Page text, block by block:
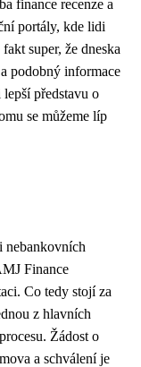
finance recenze a
portály, kde lidi
super, že dneska
podobný informace
představu o
se můžeme líp
nebankovních
Finance
Co tedy stojí za
z hlavních
Žádost o
a schválení je